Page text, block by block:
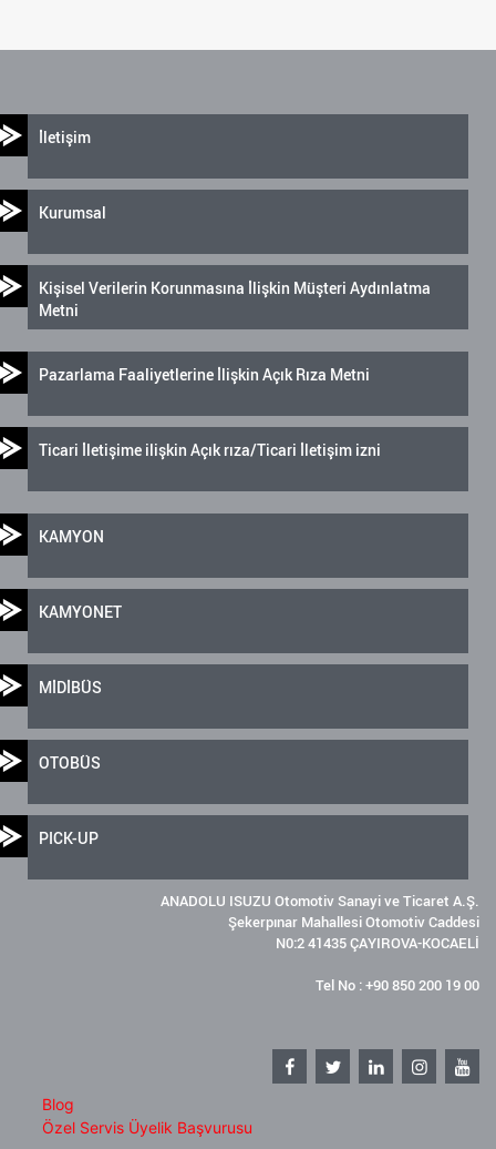
İletişim
Kurumsal
Kişisel Verilerin Korunmasına İlişkin Müşteri Aydınlatma
Metni
Pazarlama Faaliyetlerine İlişkin Açık Rıza Metni
Ticari İletişime ilişkin Açık rıza/Ticari İletişim izni
KAMYON
KAMYONET
MİDİBÜS
OTOBÜS
PICK-UP
ANADOLU ISUZU Otomotiv Sanayi ve Ticaret A.Ş.
Şekerpınar Mahallesi Otomotiv Caddesi
N0:2 41435 ÇAYIROVA-KOCAELİ
Tel No : +90 850 200 19 00
Blog
Özel Servis Üyelik Başvurusu